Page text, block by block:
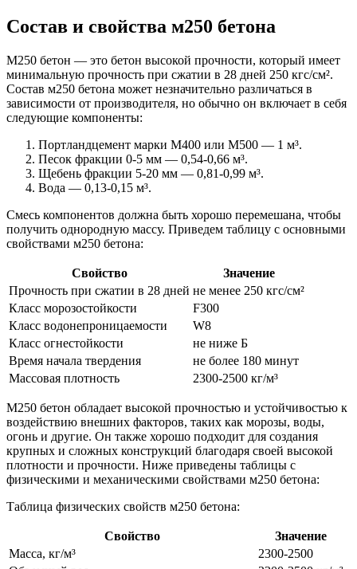
Состав и свойства м250 бетона
М250 бетон — это бетон высокой прочности, который имеет
минимальную прочность при сжатии в 28 дней 250 кгс/см².
Состав м250 бетона может незначительно различаться в
зависимости от производителя, но обычно он включает в себя
следующие компоненты:
Портландцемент марки М400 или М500 — 1 м³.
Песок фракции 0-5 мм — 0,54-0,66 м³.
Щебень фракции 5-20 мм — 0,81-0,99 м³.
Вода — 0,13-0,15 м³.
Смесь компонентов должна быть хорошо перемешана, чтобы
получить однородную массу. Приведем таблицу с основными
свойствами м250 бетона:
Свойство
Значение
Прочность при сжатии в 28 дней не менее 250 кгс/см²
Класс морозостойкости
F300
Класс водонепроницаемости
W8
Класс огнестойкости
не ниже Б
Время начала твердения
не более 180 минут
Массовая плотность
2300-2500 кг/м³
М250 бетон обладает высокой прочностью и устойчивостью к
воздействию внешних факторов, таких как морозы, воды,
огонь и другие. Он также хорошо подходит для создания
крупных и сложных конструкций благодаря своей высокой
плотности и прочности. Ниже приведены таблицы с
физическими и механическими свойствами м250 бетона:
Таблица физических свойств м250 бетона:
Свойство
Значение
Масса, кг/м³
2300-2500